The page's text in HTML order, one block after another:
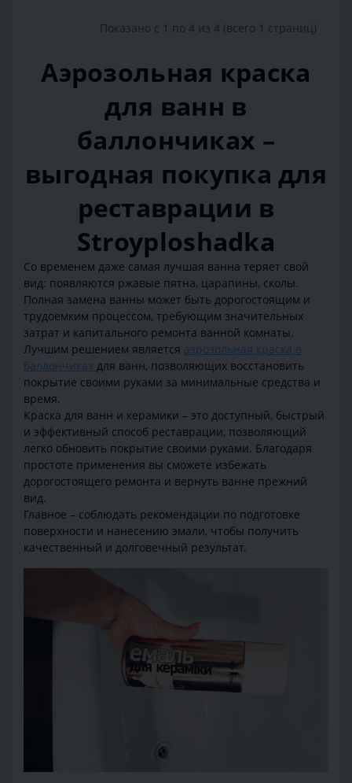
Показано с 1 по 4 из 4 (всего 1 страниц)
Аэрозольная краска
для ванн в
баллончиках –
выгодная покупка для
реставрации в
Stroyploshadka
Со временем даже самая лучшая ванна теряет свой
вид: появляются ржавые пятна, царапины, сколы.
Полная замена ванны может быть дорогостоящим и
трудоемким процессом, требующим значительных
затрат и капитального ремонта ванной комнаты.
Лучшим решением является аэрозольная краска в
баллончиках для ванн, позволяющих восстановить
покрытие своими руками за минимальные средства и
время.
Краска для ванн и керамики – это доступный, быстрый
и эффективный способ реставрации, позволяющий
легко обновить покрытие своими руками. Благодаря
простоте применения вы сможете избежать
дорогостоящего ремонта и вернуть ванне прежний
вид.
Главное – соблюдать рекомендации по подготовке
поверхности и нанесению эмали, чтобы получить
качественный и долговечный результат.